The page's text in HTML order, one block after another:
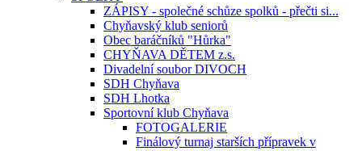
ZÁPISY - společné schůze spolků - přečti si...
Chyňavský klub seniorů
Obec baráčníků "Hůrka"
CHYŇAVA DĚTEM z.s.
Divadelní soubor DIVOCH
SDH Chyňava
SDH Lhotka
Sportovní klub Chyňava
FOTOGALERIE
Finálový turnaj starších přípravek v